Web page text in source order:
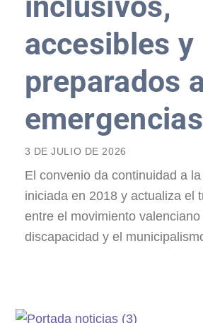
3 DE JULIO DE 2026
accesibles y
preparados
emergencias
El convenio da continuidad a
iniciada en 2018 y actualiza el
entre el movimiento valenciano
discapacidad y el